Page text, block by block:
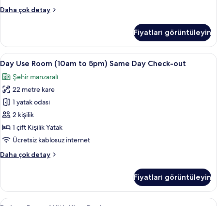
görün
Daha çok detay
Deluxe
Bed
hakkında
daha
fazla
detay
Fiyatları görüntüleyin
Day
Use
Room
(10am
to
5pm)
Same
Day
out
fotoğrafları
görün
Kaliteli yatak takımı, memory foam
4
Day Use Room (10am to 5pm) Same Day Check-out
Şehir manzaralı
22 metre kare
1 yatak odası
2 kişilik
1 çift Kişilik Yatak
Ücretsiz kablosuz internet
Daha çok detay
Day
to
5pm)
Fiyatları görüntüleyin
Deluxe Deluxe Room With King Bed |